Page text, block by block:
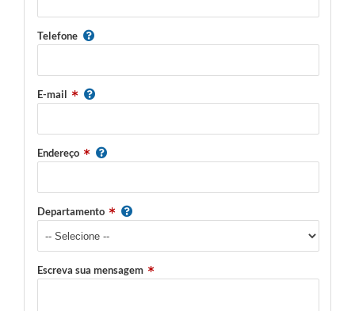
Telefone
E-mail
Endereço
Departamento
Escreva sua mensagem